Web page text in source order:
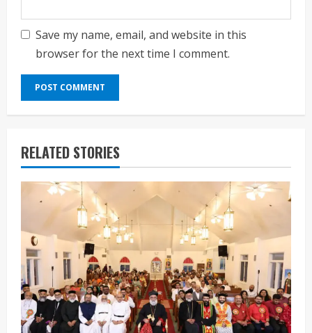
Save my name, email, and website in this
browser for the next time I comment.
RELATED STORIES